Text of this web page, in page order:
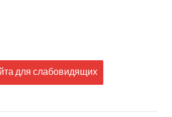
для слабовидящих